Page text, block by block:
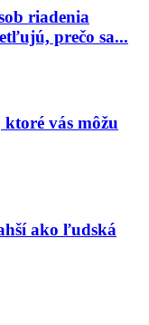
riadenia
prečo sa...
vás môžu
ako ľudská